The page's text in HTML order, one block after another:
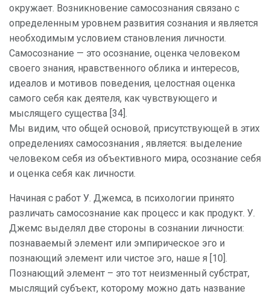
окружает. Возникновение самосознания связано с
определенным уровнем развития сознания и является
необходимым условием становления личности.
Самосознание — это осознание, оценка человеком
своего знания, нравственного облика и интересов,
идеалов и мотивов поведения, целостная оценка
самого себя как деятеля, как чувствующего и
мыслящего существа [34].
Мы видим, что общей основой, присутствующей в этих
определениях самосознания , является: выделение
человеком себя из объективного мира, осознание себя
и оценка себя как личности.
Начиная с работ У. Джемса, в психологии принято
различать самосознание как процесс и как продукт. У.
Джемс выделял две стороны в сознании личности:
познаваемый элемент или эмпирическое эго и
познающий элемент или чистое эго, наше я [10].
Познающий элемент – это тот неизменный субстрат,
мыслящий субъект, которому можно дать название